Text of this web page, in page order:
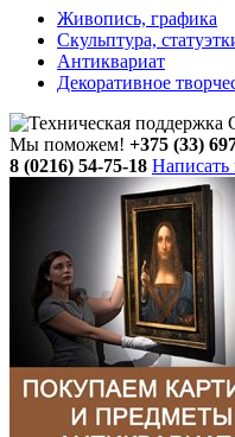
Живопись, графика
Скульптура,
Антиквариат
Декоративное
Мы поможем! +375 (33)
8 (0216) 54-75-18 Написать